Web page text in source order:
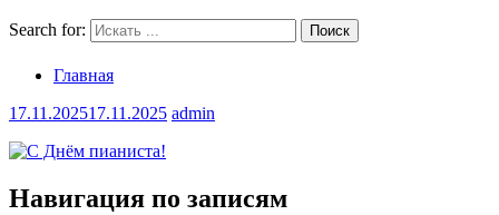
Search for:
Главная
17.11.202517.11.2025 admin
Навигация по записям